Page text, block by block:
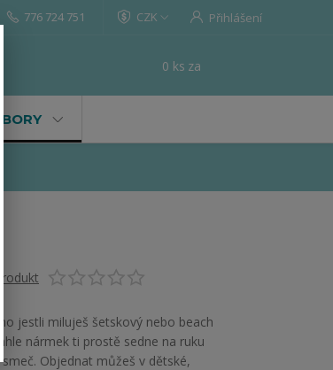
CZK Přihlášení
776 724 751
0 ks za
jestli miluješ šetskový nebo beach
nármek ti prostě sedne na ruku
Objednat můžeš v dětské,